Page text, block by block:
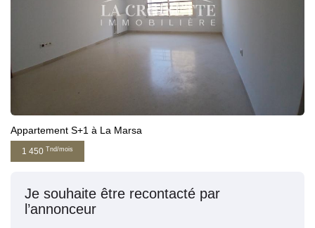
Appartement S+1 à La Marsa
1 450 Tnd/mois
Je souhaite être recontacté par
l’annonceur